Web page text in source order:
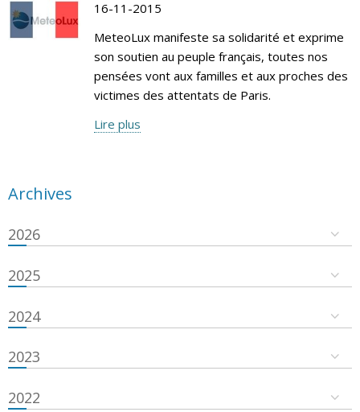
16-11-2015
MeteoLux manifeste sa solidarité et exprime
son soutien au peuple français, toutes nos
pensées vont aux familles et aux proches des
victimes des attentats de Paris.
Lire plus
Archives
2026
2025
2024
2023
2022